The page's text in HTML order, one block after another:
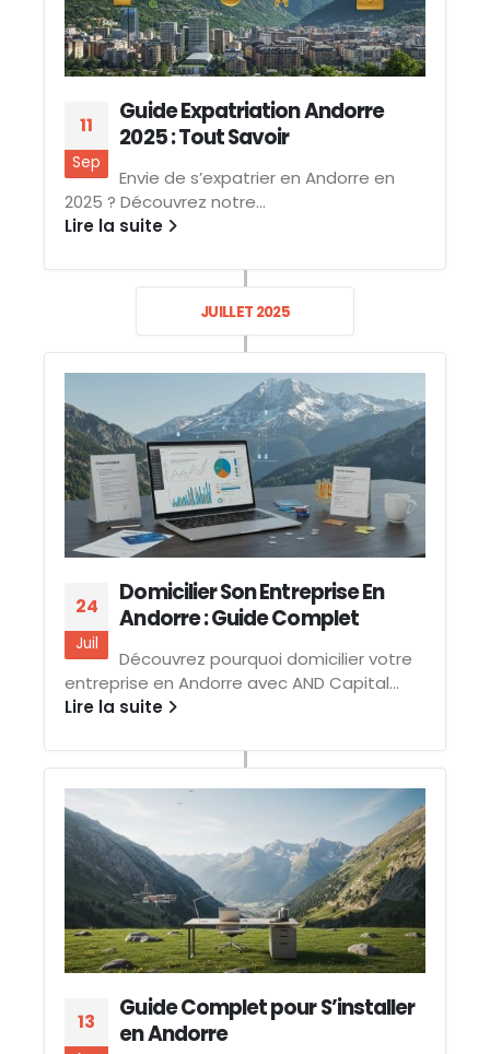
11
Sep
Guide Expatriation Andorre
2025 : Tout Savoir
Envie de s’expatrier en Andorre en
2025 ? Découvrez notre...
Lire la suite
JUILLET 2025
24
Juil
Domicilier Son Entreprise En
Andorre : Guide Complet
Découvrez pourquoi domicilier votre
entreprise en Andorre avec AND Capital...
Lire la suite
13
Guide Complet pour S’installer
en Andorre